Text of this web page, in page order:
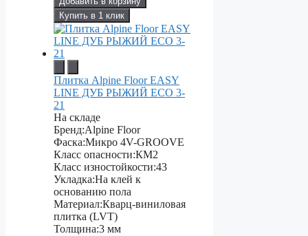
Купить в 1 клик
Плитка Alpine Floor EASY
LINE ДУБ РЫЖИЙ ECO 3-
21
На складе
Бренд:Alpine Floor
Фаска:Микро 4V-GROOVE
Класс опасности:КМ2
Класс изностойкости:43
Укладка:На клей к
основанию пола
Материал:Кварц-виниловая
плитка (LVT)
Толщина:3 мм